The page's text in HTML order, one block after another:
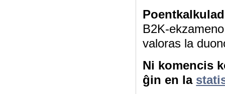
B2K-
valoras la
Ni komencis
ĝin en la